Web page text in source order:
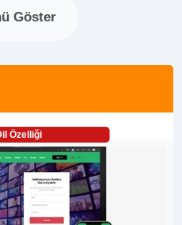
Göster
Özelliği